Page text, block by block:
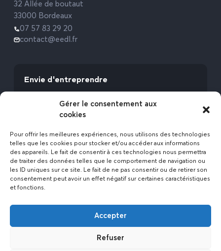
Gérer le consentement aux
cookies
Pour offrir les meilleures expériences, nous utilisons des technologies
telles que les cookies pour stocker et/ou accéder aux informations
des appareils. Le fait de consentir à ces technologies nous permettra
de traiter des données telles que le comportement de navigation ou
les ID uniques sur ce site. Le fait de ne pas consentir ou de retirer son
consentement peut avoir un effet négatif sur certaines caractéristiques
et fonctions.
Accepter
Refuser
32 Allée de boutaut
33000 Bordeaux
07 57 83 29 20
contact@eedl.fr
Envie d'entreprendre
avec l’Expert Etat des Lieux !
Rejoignez-nous
Politique de confidentialité